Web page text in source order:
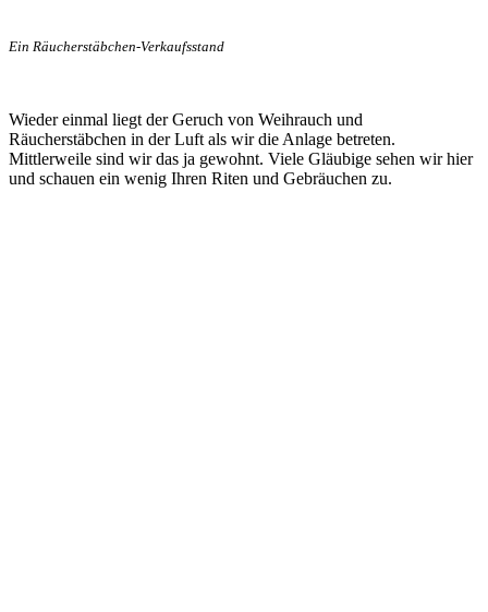
Ein Räucherstäbchen-Verkaufsstand
Wieder einmal liegt der Geruch von Weihrauch und
Räucherstäbchen in der Luft als wir die Anlage betreten.
Mittlerweile sind wir das ja gewohnt. Viele Gläubige sehen wir hier
und schauen ein wenig Ihren Riten und Gebräuchen zu.